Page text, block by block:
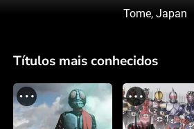
Tome, Japan
Títulos mais conhecidos